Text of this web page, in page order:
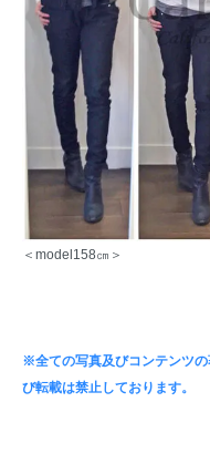
＜model158㎝＞
※全ての写真及びコンテンツ
び転載は禁止しております。